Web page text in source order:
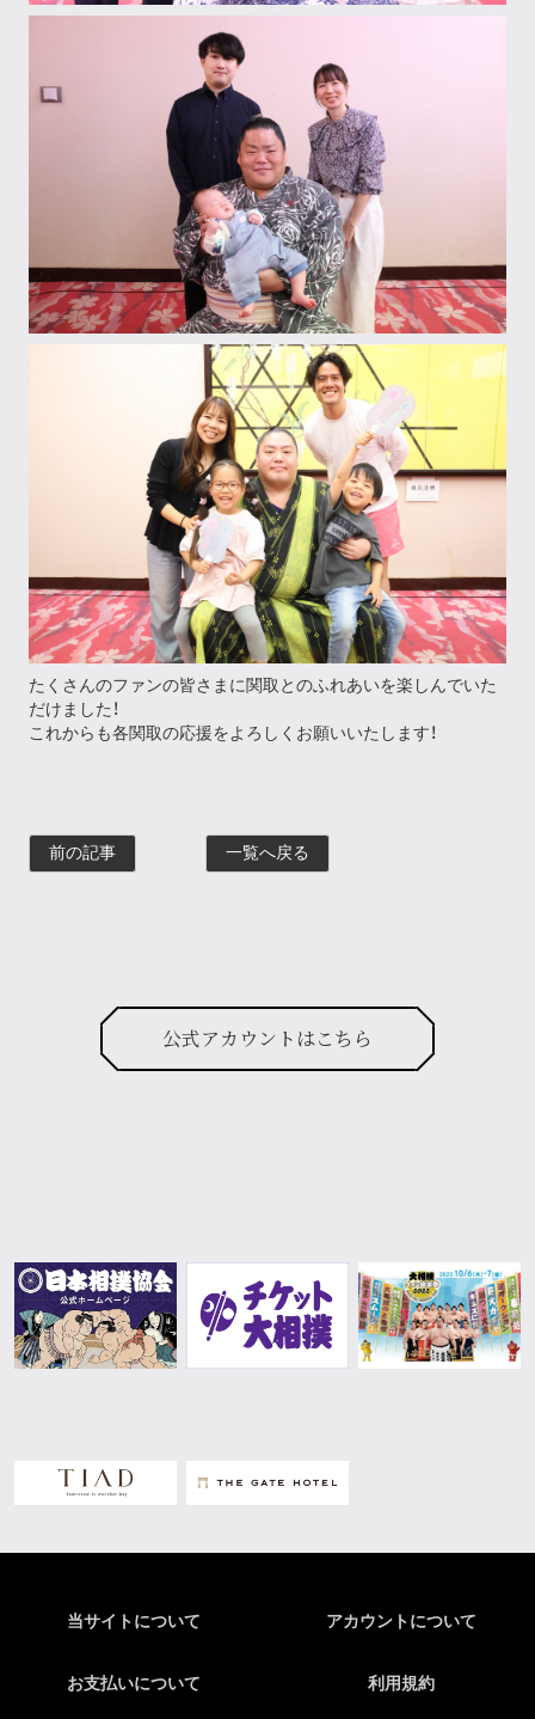
たくさんのファンの皆さまに関取とのふれあいを楽しんでいた
だけました！
これからも各関取の応援をよろしくお願いいたします！
一覧へ戻る
前の記事
公式アカウントはこちら
当サイトについて アカウントについて
お支払いについて 利用規約